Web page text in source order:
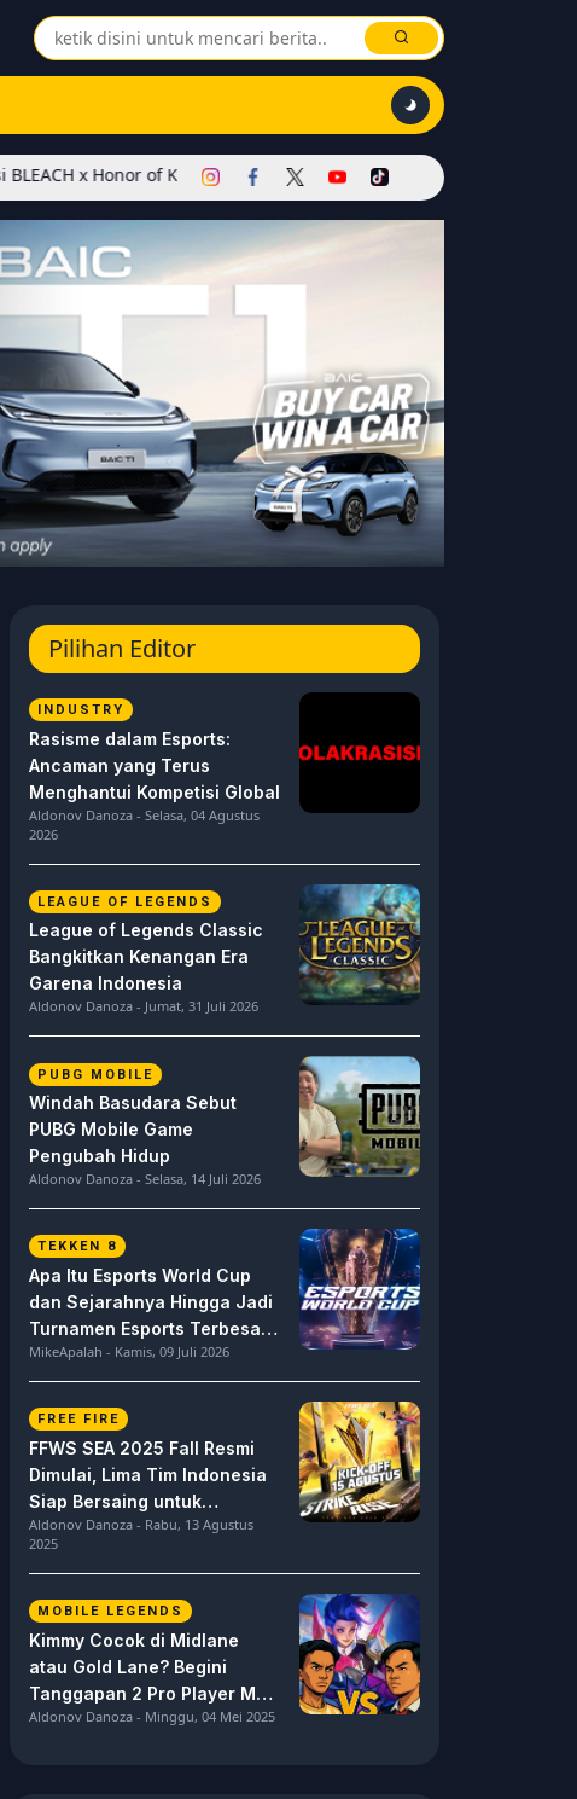
of Kings Dimulai! Hadirkan Skin Soul Reaper, Mode Khusus, dan
Pilihan Editor
INDUSTRY
Rasisme dalam Esports:
Ancaman yang Terus
Menghantui Kompetisi Global
Aldonov Danoza - Selasa, 04 Agustus
2026
LEAGUE OF LEGENDS
League of Legends Classic
Bangkitkan Kenangan Era
Garena Indonesia
Aldonov Danoza - Jumat, 31 Juli 2026
PUBG MOBILE
Windah Basudara Sebut
PUBG Mobile Game
Pengubah Hidup
Aldonov Danoza - Selasa, 14 Juli 2026
TEKKEN 8
Apa Itu Esports World Cup
dan Sejarahnya Hingga Jadi
Turnamen Esports Terbesar
di Dunia
MikeApalah - Kamis, 09 Juli 2026
FREE FIRE
FFWS SEA 2025 Fall Resmi
Dimulai, Lima Tim Indonesia
Siap Bersaing untuk
Dominasi
Aldonov Danoza - Rabu, 13 Agustus
2025
MOBILE LEGENDS
Kimmy Cocok di Midlane
atau Gold Lane? Begini
Tanggapan 2 Pro Player MPL
ID S15 ini
Aldonov Danoza - Minggu, 04 Mei 2025